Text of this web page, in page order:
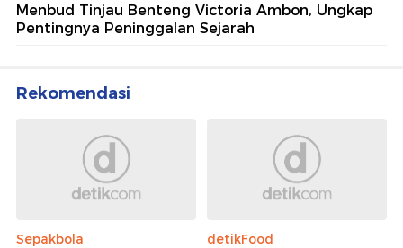
Menbud Tinjau Benteng Victoria Ambon, Ungkap
Pentingnya Peninggalan Sejarah
Rekomendasi
Sepakbola
detikFood